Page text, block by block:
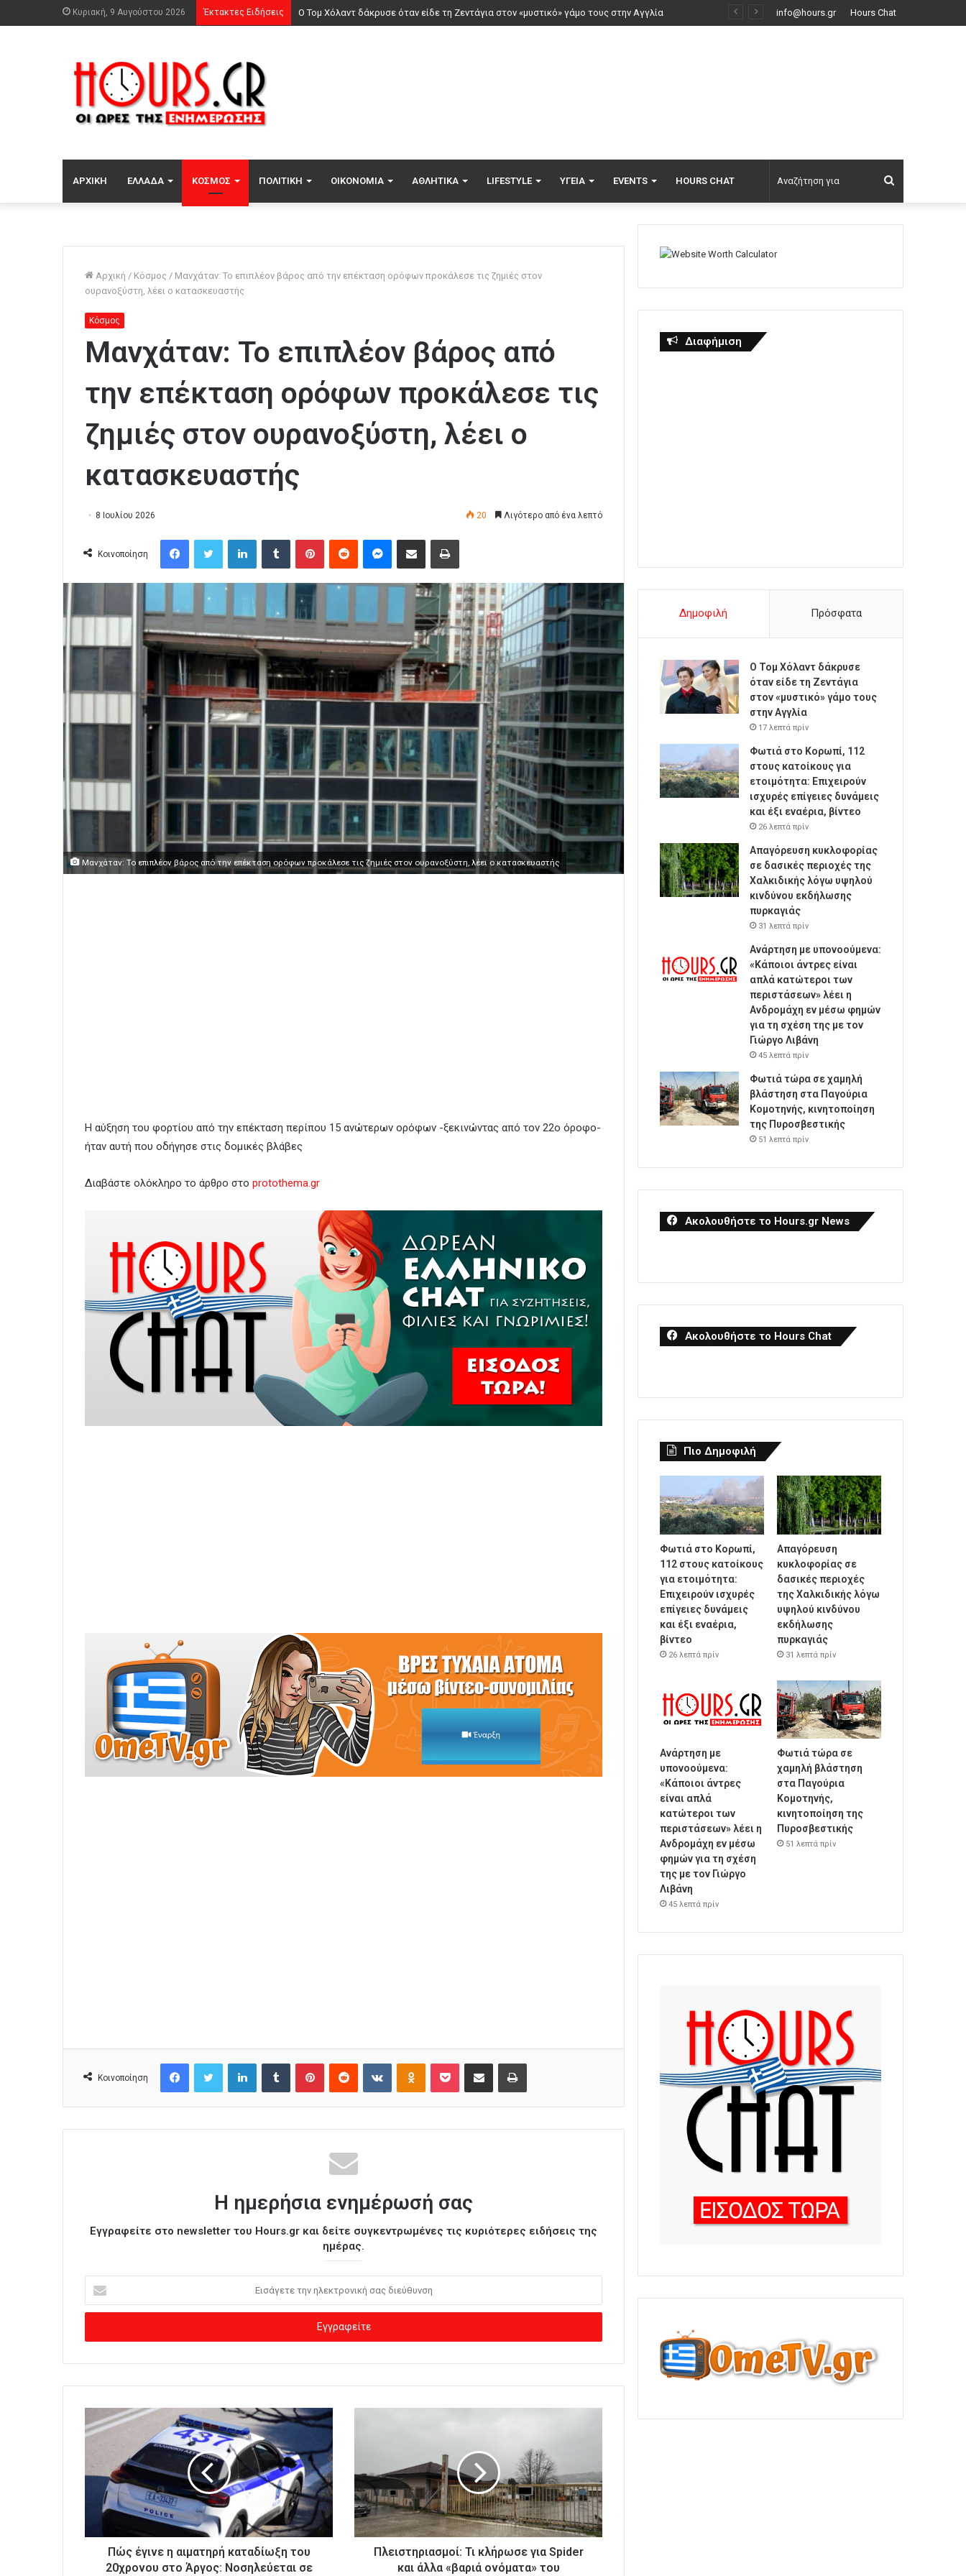
Κυριακή, 9 Αυγούστου 2026 Έκτακτες Ειδήσεις info@hours.gr Hours Chat
ΑΡΧΙΚΉ ΕΛΛΆΔΑ ΚΌΣΜΟΣ ΠΟΛΙΤΙΚΉ ΟΙΚΟΝΟΜΊΑ ΑΘΛΗΤΙΚΆ LIFESTYLE ΥΓΕΊΑ EVENTS HOURS CHAT
για
Αρχική / Κόσμος / Μανχάταν: Το επιπλέον βάρος από την επέκταση ορόφων προκάλεσε τις ζημιές στον
ουρανοξύστη, λέει ο κατασκευαστής
Κόσμος
Μανχάταν: Το επιπλέον βάρος από
την επέκταση ορόφων προκάλεσε τις
ζημιές στον ουρανοξύστη, λέει ο
κατασκευαστής
8 Ιουλίου 2026 20 Λιγότερο από ένα λεπτό
Κοινοποίηση
Μανχάταν: Το επιπλέον βάρος από την επέκταση ορόφων προκάλεσε τις ζημιές στον ουρανοξύστη, λέει ο κατασκευαστής
Η αύξηση του φορτίου από την επέκταση περίπου 15 ανώτερων ορόφων -ξεκινώντας από τον 22ο όροφο-
ήταν αυτή που οδήγησε στις δομικές βλάβες
Διαβάστε ολόκληρο το άρθρο στο protothema.gr
Κοινοποίηση
Η ημερήσια ενημέρωσή σας
Εγγραφείτε στο newsletter του Hours.gr και δείτε συγκεντρωμένες τις κυριότερες ειδήσεις της
ημέρας.
σ
γ
ε
ν
ε
ο
Πώς έγινε η αιματηρή καταδίωξη του
20χρονου στο Άργος: Νοσηλεύεται σε
Πλειστηριασμοί: Τι κλήρωσε για Spider
και άλλα «βαριά ονόματα» του
Διαφήμιση
Δημοφιλή Πρόσφατα
Ο Τομ Χόλαντ δάκρυσε
όταν είδε τη Ζεντάγια
στον «μυστικό» γάμο τους
στην Αγγλία
17 λεπτά πρίν
Φωτιά στο Κορωπί, 112
στους κατοίκους για
ετοιμότητα: Επιχειρούν
ισχυρές επίγειες δυνάμεις
και έξι εναέρια, βίντεο
26 λεπτά πρίν
Απαγόρευση κυκλοφορίας
σε δασικές περιοχές της
Χαλκιδικής λόγω υψηλού
κινδύνου εκδήλωσης
πυρκαγιάς
31 λεπτά πρίν
Ανάρτηση με υπονοούμενα:
«Κάποιοι άντρες είναι
απλά κατώτεροι των
περιστάσεων» λέει η
Ανδρομάχη εν μέσω φημών
για τη σχέση της με τον
Γιώργο Λιβάνη
45 λεπτά πρίν
Φωτιά τώρα σε χαμηλή
βλάστηση στα Παγούρια
Κομοτηνής, κινητοποίηση
της Πυροσβεστικής
51 λεπτά πρίν
Ακολουθήστε το Hours.gr News
Ακολουθήστε το Hours Chat
Πιο Δημοφιλή
Φωτιά στο Κορωπί,
112 στους κατοίκους
για ετοιμότητα:
Επιχειρούν ισχυρές
επίγειες δυνάμεις
και έξι εναέρια,
βίντεο
26 λεπτά πρίν
Απαγόρευση
κυκλοφορίας σε
δασικές περιοχές
της Χαλκιδικής λόγω
υψηλού κινδύνου
εκδήλωσης
πυρκαγιάς
31 λεπτά πρίν
Ανάρτηση με
υπονοούμενα:
«Κάποιοι άντρες
είναι απλά
κατώτεροι των
περιστάσεων» λέει η
Ανδρομάχη εν μέσω
φημών για τη σχέση
της με τον Γιώργο
Λιβάνη
45 λεπτά πρίν
Φωτιά τώρα σε
χαμηλή βλάστηση
στα Παγούρια
Κομοτηνής,
κινητοποίηση της
Πυροσβεστικής
51 λεπτά πρίν